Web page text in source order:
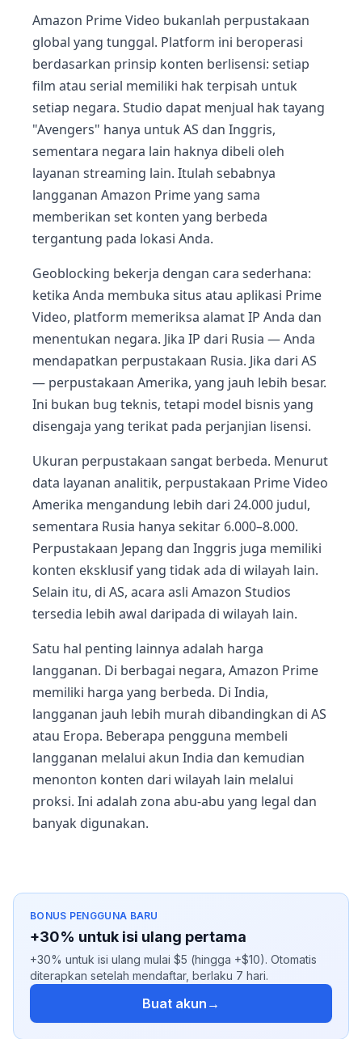
Amazon Prime Video bukanlah perpustakaan
global yang tunggal. Platform ini beroperasi
berdasarkan prinsip konten berlisensi: setiap
film atau serial memiliki hak terpisah untuk
setiap negara. Studio dapat menjual hak tayang
"Avengers" hanya untuk AS dan Inggris,
sementara negara lain haknya dibeli oleh
layanan streaming lain. Itulah sebabnya
langganan Amazon Prime yang sama
memberikan set konten yang berbeda
tergantung pada lokasi Anda.
Geoblocking bekerja dengan cara sederhana:
ketika Anda membuka situs atau aplikasi Prime
Video, platform memeriksa alamat IP Anda dan
menentukan negara. Jika IP dari Rusia — Anda
mendapatkan perpustakaan Rusia. Jika dari AS
— perpustakaan Amerika, yang jauh lebih besar.
Ini bukan bug teknis, tetapi model bisnis yang
disengaja yang terikat pada perjanjian lisensi.
Ukuran perpustakaan sangat berbeda. Menurut
data layanan analitik, perpustakaan Prime Video
Amerika mengandung lebih dari 24.000 judul,
sementara Rusia hanya sekitar 6.000–8.000.
Perpustakaan Jepang dan Inggris juga memiliki
konten eksklusif yang tidak ada di wilayah lain.
Selain itu, di AS, acara asli Amazon Studios
tersedia lebih awal daripada di wilayah lain.
Satu hal penting lainnya adalah harga
langganan. Di berbagai negara, Amazon Prime
memiliki harga yang berbeda. Di India,
langganan jauh lebih murah dibandingkan di AS
atau Eropa. Beberapa pengguna membeli
langganan melalui akun India dan kemudian
menonton konten dari wilayah lain melalui
proksi. Ini adalah zona abu-abu yang legal dan
banyak digunakan.
BONUS PENGGUNA BARU
+30% untuk isi ulang pertama
+30% untuk isi ulang mulai $5 (hingga +$10). Otomatis
diterapkan setelah mendaftar, berlaku 7 hari.
Buat akun →